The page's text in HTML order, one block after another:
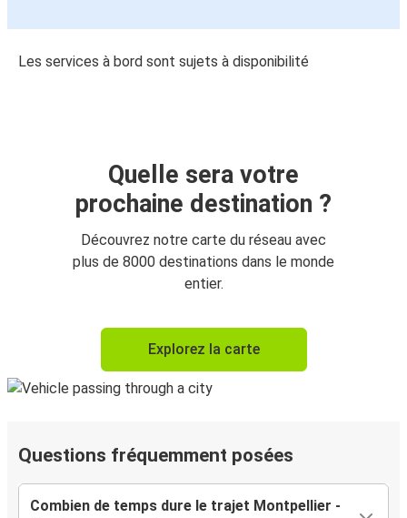
Les services à bord sont sujets à disponibilité
Quelle sera votre
prochaine destination ?
Découvrez notre carte du réseau avec
plus de 8000 destinations dans le monde
entier.
Explorez la carte
Questions fréquemment posées
Combien de temps dure le trajet Montpellier -